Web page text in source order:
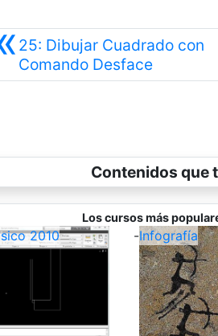
25: Dibujar Cuadrado con
Comando DesfaceAnterior
Contenidos que
Los cursos más
2010 -Infografía